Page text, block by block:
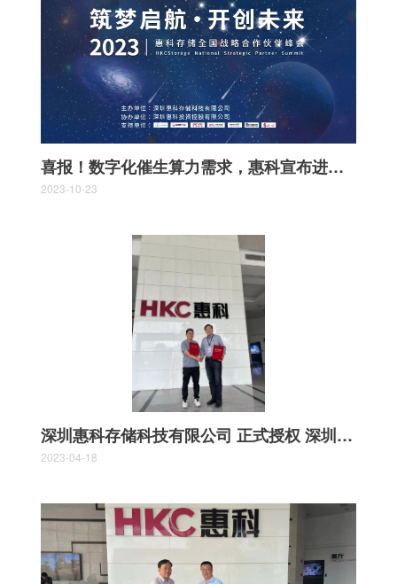
喜报！数字化催生算力需求，惠科宣布进军存储市场
2023-10-23
深圳惠科存储科技有限公司 正式授权 深圳三上科创有限公司 为中国区代理商
2023-04-18